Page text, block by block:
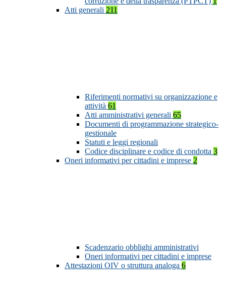
Atti generali 211
Riferimenti normativi su organizzazione e
attività 61
Atti amministrativi generali 65
Documenti di programmazione strategico-
gestionale
Statuti e leggi regionali
Codice disciplinare e codice di condotta 3
Oneri informativi per cittadini e imprese 2
Scadenzario obblighi amministrativi
Oneri informativi per cittadini e imprese
Attestazioni OIV o struttura analoga 6